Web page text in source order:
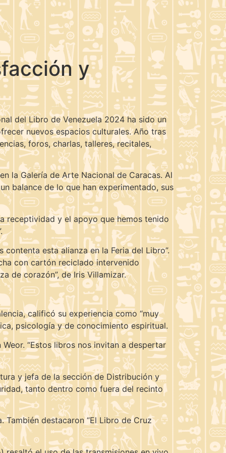
y
del Libro de Venezuela 2024 ha sido un
nuevos espacios culturales. Año tras
foros, charlas, talleres, recitales,
la Galería de Arte Nacional de Caracas. Al
balance de lo que han experimentado, sus
receptividad y el apoyo que hemos tenido
esta alianza en la Feria del Libro”.
con cartón reciclado intervenido
de corazón”, de Iris Villamizar.
calificó su experiencia como “muy
psicología y de conocimiento espiritual.
“Estos libros nos invitan a despertar
y jefa de la sección de Distribución y
tanto dentro como fuera del recinto
También destacaron “El Libro de Cruz